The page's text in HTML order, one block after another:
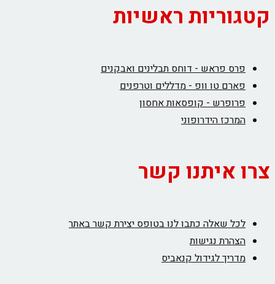
קטגוריות ראשיות
פרס פראש - דוחס תבלינים ואבקנים
פארם טו וופ - מדללים וטרפנים
פרופרש - קופסאות אחסון
המרכז הידרופוני
צרו איתנו קשר
לכל שאלה כתבו לנו בטופס יצירת קשר באתר
הצהרת נגישות
מדריך לגידול קנאביס